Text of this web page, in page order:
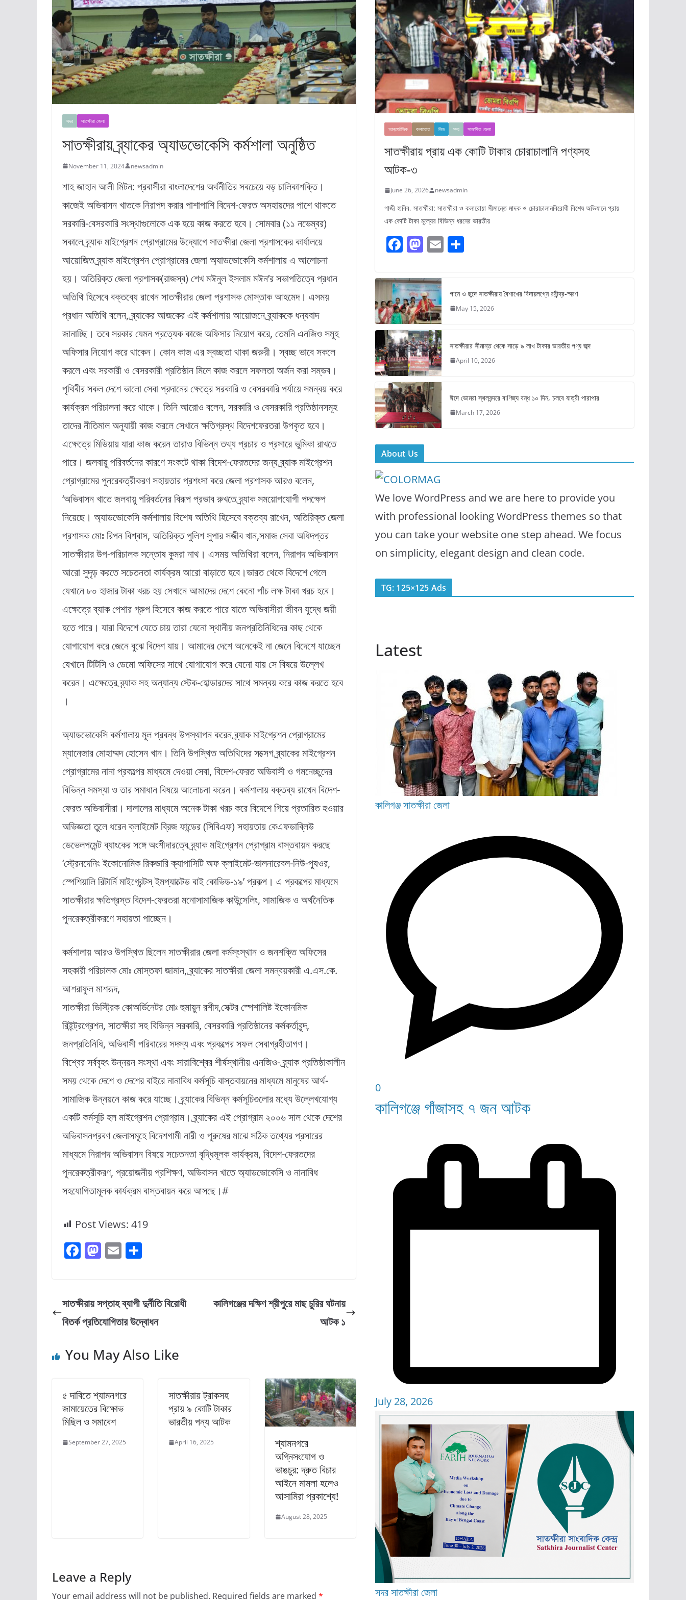
সদর সাতক্ষীরা জেলা
সাতক্ষীরায় ব্র্যাকের অ্যাডভোকেসি কর্মশালা অনুষ্ঠিত
November 11, 2024 newsadmin
শাহ জাহান আলী মিটন: প্রবাসীরা বাংলাদেশের অর্থনীতির সবচেয়ে বড় চালিকাশক্তি।
কাজেই অভিবাসন খাতকে নিরাপদ করার পাশাপাশি বিদেশ-ফেরত অসহায়দের পাশে থাকতে
সরকারি-বেসরকারি সংস্থাগুলোকে এক হয়ে কাজ করতে হবে। সোমবার (১১ নভেম্বর)
সকালে ব্র্যাক মাইগ্রেশন প্রোগ্রামের উদ্যোগে সাতক্ষীরা জেলা প্রশাসকের কার্যালয়ে
আয়োজিত ব্র্যাক মাইগ্রেশন প্রোগ্রামের জেলা অ্যাডভোকেসি কর্মশালায় এ আলোচনা
হয়। অতিরিক্ত জেলা প্রশাসক(রাজস্ব) শেখ মঈনুল ইসলাম মঈন’র সভাপতিত্বে প্রধান
অতিথি হিসেবে বক্তব্যে রাখেন সাতক্ষীরার জেলা প্রশাসক মোস্তাক আহমেদ। এসময়
প্রধান অতিথি বলেন, ব্র্যাকের আজকের এই কর্মশালায় আয়োজনে ব্র্যাককে ধন্যবাদ
জানাচ্ছি। তবে সরকার যেমন প্রত্যেক কাজে অফিসার নিয়োগ করে, তেমনি এনজিও সমূহ
অফিসার নিযোগ করে থাকেন। কোন কাজ এর স্বচ্ছতা থাকা জরুরী। স্বচ্ছ ভাবে সকলে
করলে এবং সরকারী ও বেসরকারী প্রতিষ্ঠান মিলে কাজ করলে সফলতা অর্জন করা সম্ভব।
পৃথিবীর সকল দেশে ভালো সেবা প্রদানের ক্ষেত্রে সরকারি ও বেসরকারি পর্যায়ে সমন্বয় করে
কার্যক্রম পরিচালনা করে থাকে। তিনি আরোও বলেন, সরকারি ও বেসরকারি প্রতিষ্ঠানসমূহ
তাদের নীতিমাল অনুযায়ী কাজ করলে সেখানে ক্ষতিগ্রস্থ বিদেশফেরতরা উপকৃত হবে।
এক্ষেত্রে মিডিয়ায় যারা কাজ করেন তারাও বিভিন্ন তথ্য প্রচার ও প্রসারে ভুমিকা রাখতে
পারে। জলবায়ু পরিবর্তনের কারণে সংকটে থাকা বিদেশ-ফেরতদের জন্য ব্র্যাক মাইগ্রেশন
প্রোগ্রামের পুনরেকত্রীকরণ সহায়তার প্রশংসা করে জেলা প্রশাসক আরও বলেন,
‘অভিবাসন খাতে জলবায়ু পরিবর্তনের বিরূপ প্রভাব রুখতে ব্র্যাক সময়োপযোগী পদক্ষেপ
নিয়েছে। অ্যাডভোকেসি কর্মশালায় বিশেষ অতিথি হিসেবে বক্তব্য রাখেন, অতিরিক্ত জেলা
প্রশাসক মোঃ রিপন বিশ্বাস, অতিরিক্ত পুলিশ সুপার সজীব খান,সমাজ সেবা অধিদপ্তর
সাতক্ষীরার উপ-পরিচালক সন্তোষ কুমরা নাথ। এসময় অতিথিরা বলেন, নিরাপদ অভিবাসন
আরো সুদৃড় করতে সচেতনতা কার্যক্রম আরো বাড়াতে হবে।ভারত থেকে বিদেশে গেলে
যেখানে ৮০ হাজার টাকা খরচ হয় সেখানে আমাদের দেশে কেনো পাঁচ লক্ষ টাকা খরচ হবে।
এক্ষেত্রে ব্যাক পেশার গ্রুপ হিসেবে কাজ করতে পারে যাতে অভিবাসীরা জীবন যুদ্ধে জয়ী
হতে পারে। যারা বিদেশে যেতে চায় তারা যেনো স্থানীয় জনপ্রতিনিধিদের কাছ থেকে
যোগাযোগ করে জেনে বুঝে বিদেশ যায়। আমাদের দেশে অনেকেই না জেনে বিদেশে যাচ্ছেন
যেখানে টিটিসি ও ডেমো অফিসের সাথে যোগাযোগ করে যেনো যায় সে বিষয়ে উল্লেখ
করেন। এক্ষেত্রে ব্র্যাক সহ অন্যান্য স্টেক-হোল্ডারদের সাথে সমন্বয় করে কাজ করতে হবে
।
অ্যাডভোকেসি কর্মশালায় মূল প্রবন্ধ উপস্থাপন করেন ব্র্যাক মাইগ্রেশন প্রোগ্রামের
ম্যানেজার মোহাম্মদ হোসেন খান। তিনি উপস্থিত অতিথিদের সক্সেগ ব্র্যাকের মাইগ্রেশন
প্রোগ্রামের নানা প্রকল্পের মাধ্যমে দেওয়া সেবা, বিদেশ-ফেরত অভিবাসী ও গমনেচ্ছুদের
বিভিন্ন সমস্যা ও তার সমাধান বিষয়ে আলোচনা করেন। কর্মশালায় বক্তব্য রাখেন বিদেশ-
ফেরত অভিবাসীরা। দালালের মাধ্যমে অনেক টাকা খরচ করে বিদেশে গিয়ে প্রতারিত হওয়ার
অভিজ্ঞতা তুলে ধরেন ক্লাইমেট ব্রিজ ফান্ডের (সিবিএফ) সহায়তায় কেএফডাব্লিউ
ডেভেলপমেন্ট ব্যাংকের সঙ্গে অংশীদারত্বে ব্র্যাক মাইগ্রেশন প্রোগ্রাম বাস্তবায়ন করছে
‘স্ট্রেনদেনিং ইকোনোমিক রিকভারি ক্যাপাসিটি অফ ক্লাইমেট-ভালনারেবল-নিউ-প্যুওর,
স্পেশিয়ালি রিটার্নি মাইগ্রেন্টস্ ইমপ্যাক্টেড বাই কোভিড-১৯’ প্রকল্প। এ প্রকল্পের মাধ্যমে
সাতক্ষীরার ক্ষতিগ্রস্ত বিদেশ-ফেরতরা মনোসামাজিক কাউন্সেলিং, সামাজিক ও অর্থনৈতিক
পুনরেকত্রীকরণে সহায়তা পাচ্ছেন।
কর্মশালায় আরও উপস্থিত ছিলেন সাতক্ষীরার জেলা কর্মস্ংস্থান ও জনশক্তি অফিসের
সহকারী পরিচালক মোঃ মোস্তফা জামান, ব্র্যাকের সাতক্ষীরা জেলা সমন্বয়কারী এ.এস.কে.
আশরাফুল মাশরূদ,
সাতক্ষীরা ডিস্ট্রিক কোঅর্ডিনেটর মোঃ হুমায়ুন রশীদ,সেক্টর স্পেশালিষ্ট ইকোনমিক
রিইন্ট্রগ্রেশন, সাতক্ষীরা সহ বিভিন্ন সরকারি, বেসরকারি প্রতিষ্ঠানের কর্মকর্তাবৃন্দ,
জনপ্রতিনিধি, অভিবাসী পরিবারের সদস্য এবং প্রকল্পের সফল সেবাগ্রহীতাগণ।
বিশ্বের সর্ববৃহৎ উন্নয়ন সংস্থা এবং সারাবিশ্বের শীর্ষস্থানীয় এনজিও- ব্র্যাক প্রতিষ্ঠাকালীন
সময় থেকে দেশে ও দেশের বাইরে নানাবিধ কর্মসূচি বাস্তবায়নের মাধ্যমে মানুষের আর্থ-
সামাজিক উন্নয়নে কাজ করে যাচ্ছে। ব্র্যাকের বিভিন্ন কর্মসূচিগুলোর মধ্যে উল্লেখযোগ্য
একটি কর্মসূচি হল মাইগ্রেশন প্রোগ্রাম। ব্র্যাকের এই প্রোগ্রাম ২০০৬ সাল থেকে দেশের
অভিবাসনপ্রবণ জেলাসমূহে বিদেশগামী নারী ও পুরুষের মাঝে সঠিক তথ্যের প্রসারের
মাধ্যমে নিরাপদ অভিবাসন বিষয়ে সচেতনতা বৃদ্ধিমূলক কার্যক্রম, বিদেশ-ফেরতদের
পুনরেকত্রীকরণ, প্রয়োজনীয় প্রশিক্ষণ, অভিবাসন খাতে অ্যাডভোকেসি ও নানাবিধ
সহযোগিতামূলক কার্যক্রম বাস্তবায়ন করে আসছে।#
Post Views: 419
F
e
b
o
o
k
M
o
d
o
n
E
l e
সাতক্ষীরায় সপ্তাহ ব্যাপী দুর্নীতি বিরোধী
বিতর্ক প্রতিযোগিতার উদ্বোধন
কালিগঞ্জের দক্ষিণ শ্রীপুরে মাছ চুরির ঘটনায়
আটক ১
You May Also Like
৫ দাবিতে শ্যামনগরে
জামায়েতের বিক্ষোভ
মিছিল ও সমাবেশ
September 27, 2025
সাতক্ষীরায় ট্রাকসহ
প্রায় ৯ কোটি টাকার
ভারতীয় পন্য আটক
April 16, 2025
শ্যামনগরে
অগ্নিসংযোগ ও
ভাঙচুর: দ্রুত বিচার
আইনে মামলা হলেও
আসামিরা প্রকাশ্যে!
August 28, 2025
Leave a Reply
Your email address will not be published. Required fields are marked *
আন্তর্জাতিক কলারোয়া লিড সদর সাতক্ষীরা জেলা
সাতক্ষীরায় প্রায় এক কোটি টাকার চোরাচালানি পণ্যসহ
আটক-৩
June 26, 2026 newsadmin
গাজী হাবিব, সাতক্ষীরা: সাতক্ষীরা ও কলারোয়া সীমান্তে মাদক ও চোরাচালানবিরোধী বিশেষ অভিযানে প্রায়
এক কোটি টাকা মূল্যের বিভিন্ন ধরনের ভারতীয়
F
c
e
b
o
o
k
M
st
o
d
o
n
E S
e
গানে ও ছন্দে সাতক্ষীরায় বৈশাখের বিদায়লগ্নে রবীন্দ্র-স্মরণ
May 15, 2026
সাতক্ষীরার সীমান্ত থেকে সাড়ে ৯ লাখ টাকার ভারতীয় পণ্য জব্দ
April 10, 2026
ঈদে ভোমরা স্থলবন্দরে বাণিজ্য বন্ধ ১০ দিন, চলবে যাত্রী পারাপার
March 17, 2026
About Us
We love WordPress and we are here to provide you
with professional looking WordPress themes so that
you can take your website one step ahead. We focus
on simplicity, elegant design and clean code.
TG: 125×125 Ads
Latest
কালিগঞ্জসাতক্ষীরা জেলা
0
কালিগঞ্জে গাঁজাসহ ৭ জন আটক
July 28, 2026
সদরসাতক্ষীরা জেলা